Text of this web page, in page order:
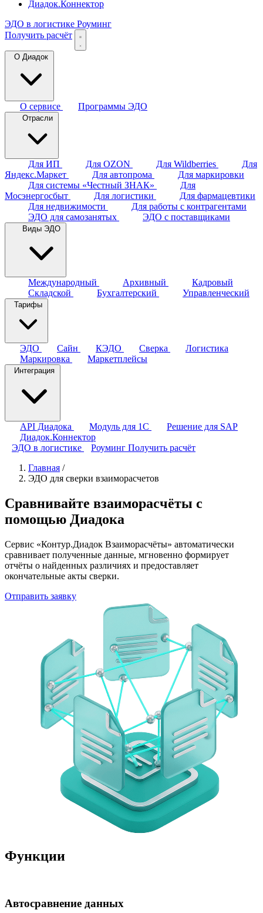
Диадок.Коннектор
ЭДО в логистике Роуминг
Получить расчёт
О Диадок
О сервисе Программы ЭДО
Отрасли
Для ИП Для OZON Для Wildberries
Для
Яндекс.Маркет
Для автопрома
Для маркировки
Для системы «Честный ЗНАК»
Для
Мосэнергосбыт
Для логистики
Для фармацевтики
Для недвижимости
Для работы с контрагентами
ЭДО для самозанятых
ЭДО с поставщиками
Виды ЭДО
Международный Архивный
Кадровый
Складской
Бухгалтерский Управленческий
Тарифы
ЭДО Сайн КЭДО Сверка
Логистика
Маркировка
Маркетплейсы
Интеграция
API Диадока Модуль для 1С
Решение для SAP
Диадок.Коннектор
ЭДО в логистике
Роуминг Получить расчёт
Главная /
ЭДО для сверки взаиморасчетов
Сравнивайте взаиморасчёты с
помощью Диадока
Сервис «Контур.Диадок Взаиморасчёты» автоматически
сравнивает полученные данные, мгновенно формирует
отчёты о найденных различиях и предоставляет
окончательные акты сверки.
Отправить заявку
Функции
Автосравнение данных